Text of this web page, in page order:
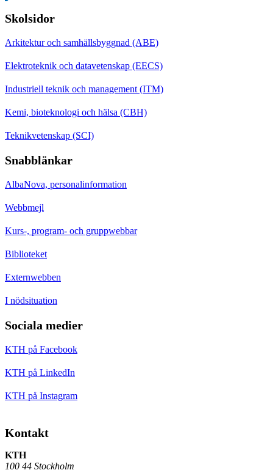
Skolsidor
Arkitektur och samhällsbyggnad (ABE)
Elektroteknik och datavetenskap (EECS)
Industriell teknik och management (ITM)
Kemi, bioteknologi och hälsa (CBH)
Teknikvetenskap (SCI)
Snabblänkar
AlbaNova, personalinformation
Webbmejl
Kurs-, program- och gruppwebbar
Biblioteket
Externwebben
I nödsituation
Sociala medier
KTH på Facebook
KTH på LinkedIn
KTH på Instagram
Kontakt
KTH
100 44 Stockholm